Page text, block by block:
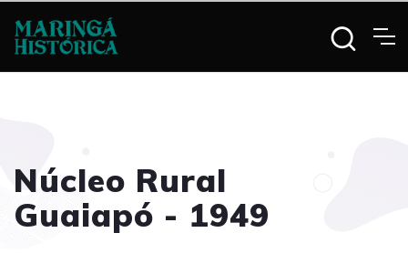
Núcleo Rural
Guaiapó - 1949